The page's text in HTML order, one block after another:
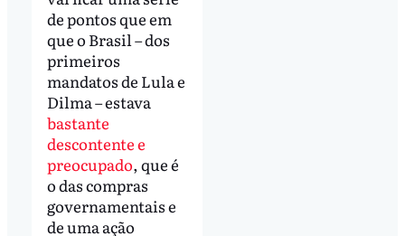
de pontos que em
que o Brasil – dos
primeiros
mandatos de Lula e
Dilma – estava
bastante
descontente e
preocupado, que é
o das compras
governamentais e
de uma ação